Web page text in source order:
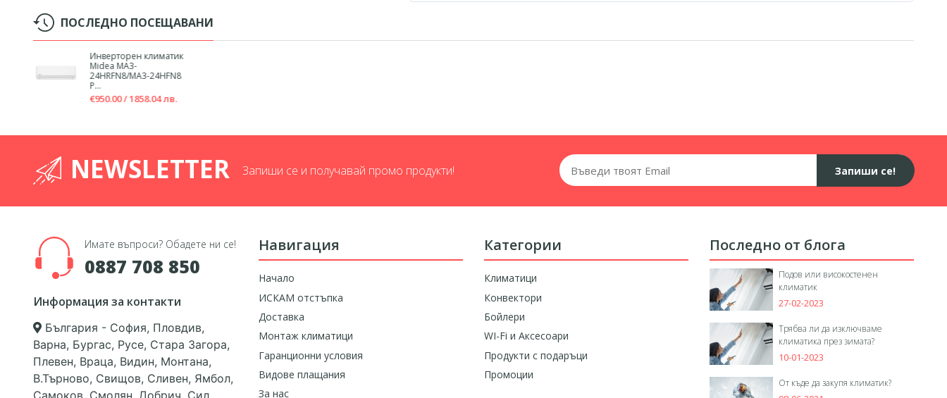
ПОСЛЕДНО ПОСЕЩАВАНИ
Инверторен климатик
Midea MA3-
24HRFN8/MA3-24HFN8
P...
€950.00 / 1858.04 лв.
NEWSLETTER Запиши се и получавай промо продукти! Запиши се!
Имате въпроси? Обадете ни се!
0887 708 850
Информация за контакти
България - София, Пловдив,
Варна, Бургас, Русе, Стара Загора,
Плевен, Враца, Видин, Монтана,
В.Търново, Свищов, Сливен, Ямбол,
Навигация
Начало
ИСКАМ отстъпка
Доставка
Монтаж климатици
Гаранционни условия
Видове плащания
За нас
Категории
Климатици
Конвектори
Бойлери
WI-Fi и Аксесоари
Продукти с подаръци
Промоции
Последно от блога
Подов или високостенен
климатик
27-02-2023
Трябва ли да изключваме
климатика през зимата?
10-01-2023
От къде да закупя климатик?